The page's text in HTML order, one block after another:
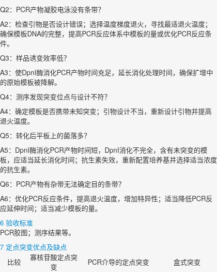
Q2：PCR产物凝胶电泳没有条带？
A2：检查引物是否设计错误；选择温度梯度退火，寻找最适退火温度；
确保模板DNA的完整，提高PCR反应体系中模板的量或优化PCR反应条
件。
Q3：样品诱变效率低？
A3：使DpnI酶消化PCR产物时间充足，延长消化处理时间，确保扩增中
的原始模板被降解。
Q4：测序发现突变位点与设计不符？
A4：确定模板是否携带未知突变；引物设计不当，重新设计引物并提高
退火温度。
Q5：转化后平板上的菌落多？
A5：DpnI酶消化PCR产物时间短，DpnI消化不完全，含有未突变的模
板，应适当延长消化时间；抗生素失效，重新配置培养基并选择适当浓度
的抗生素。
Q6：PCR产物有杂带无法确定目的条带？
A6：优化PCR反应条件，提高退火温度，增加特异性；适当降低PCR反
应延伸时间；适当减少模板的量。
6 验收标准
PCR胶图；测序结果等。
7 定点突变优点及缺点
比较
寡核苷酸定点突
变
PCR介导的定点突变 盒式突变